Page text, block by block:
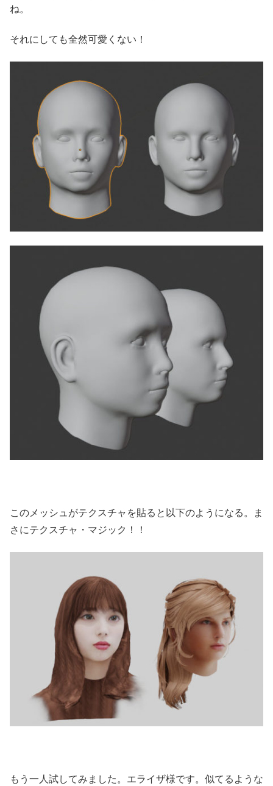
ね。
それにしても全然可愛くない！
このメッシュがテクスチャを貼ると以下のようになる。ま
さにテクスチャ・マジック！！
もう一人試してみました。エライザ様です。似てるような